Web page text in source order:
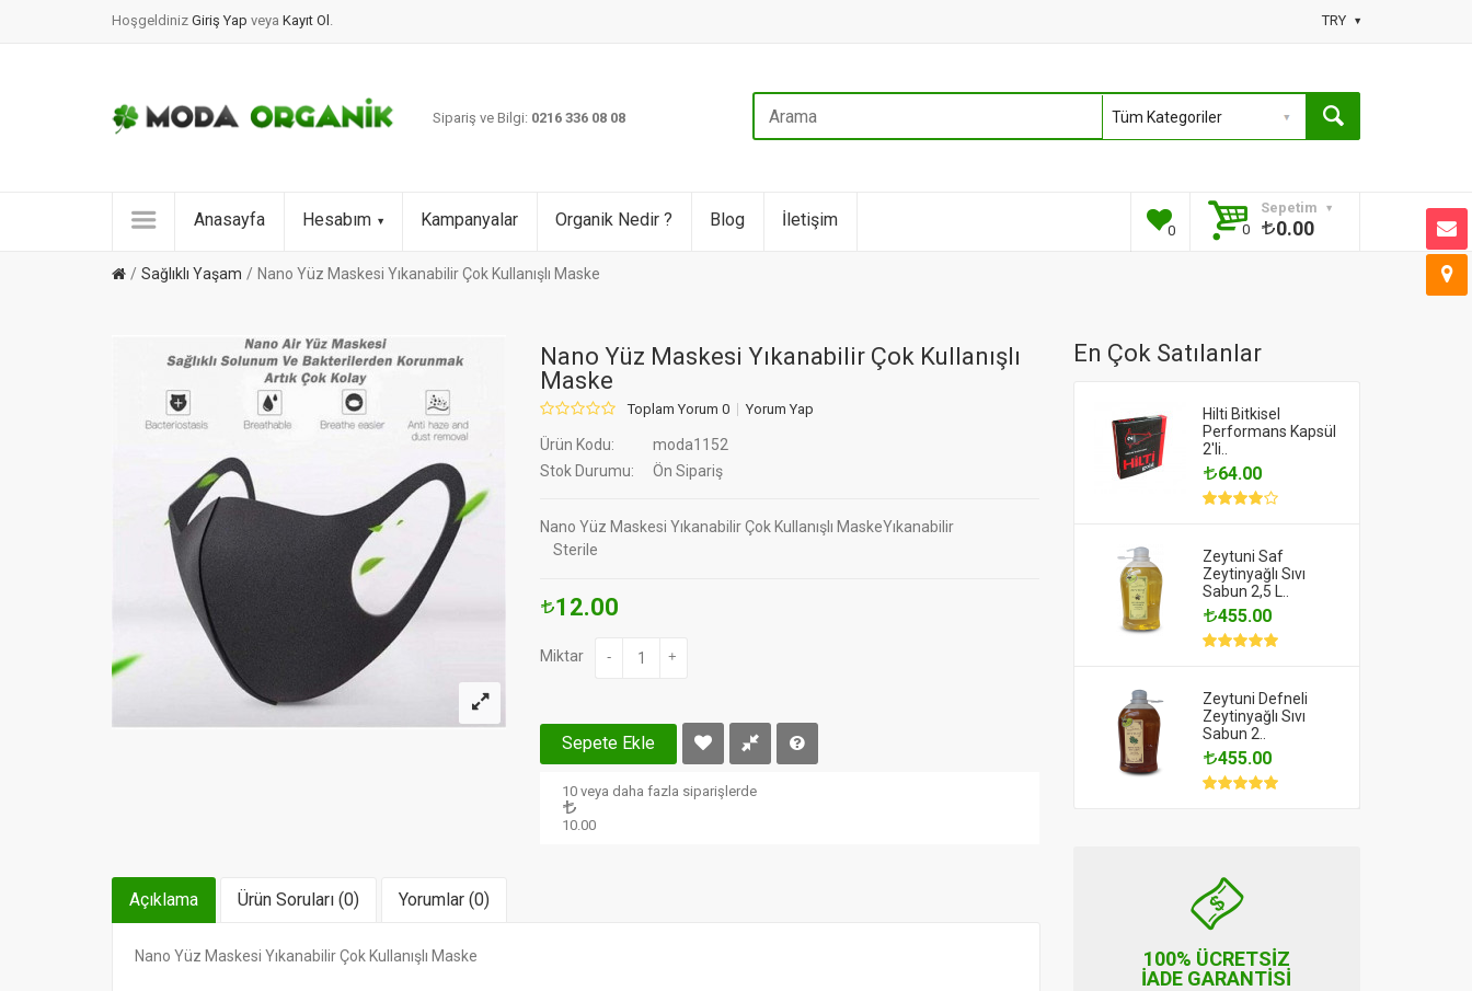
Hoşgeldiniz Giriş Yap veya Kayıt Ol . TRY
Sipariş ve Bilgi: 0216 336 08 08
Anasayfa Hesabım Kampanyalar Organik Nedir ? Blog İletişim
0
Sepetim
0
0.00
Sağlıklı Yaşam Nano Yüz Maskesi Yıkanabilir Çok Kullanışlı Maske
Nano Yüz Maskesi Yıkanabilir Çok Kullanışlı
Maske
Toplam Yorum 0 Yorum Yap
Ürün Kodu:
moda1152
Stok Durumu:
Ön Sipariş
Nano Yüz Maskesi Yıkanabilir Çok Kullanışlı MaskeYıkanabilir
Sterile
12.00
Miktar - +
Sepete Ekle
10 veya daha fazla siparişlerde
10.00
Açıklama Ürün Soruları (0) Yorumlar (0)
Nano Yüz Maskesi Yıkanabilir Çok Kullanışlı Maske
En Çok Satılanlar
Hilti Bitkisel
Performans Kapsül
2'li..
64.00
Zeytuni Saf
Zeytinyağlı Sıvı
Sabun 2,5 L..
455.00
Zeytuni Defneli
Zeytinyağlı Sıvı
Sabun 2..
455.00
100% ÜCRETSİZ
İADE GARANTİSİ